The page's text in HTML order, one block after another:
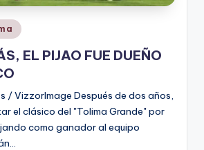
EL PIJAO FUE DUEÑO
/ VizzorImage Después de dos años,
el clásico del "Tolima Grande" por
como ganador al equipo